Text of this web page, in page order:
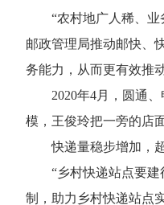
“农村地广人稀、
邮政管理局推动邮快、
务能力，从而更有效推
2020年4月，圆通
模，王俊玲把一旁的店
快递量稳步增加，
“乡村快递站点要
制，助力乡村快递站点